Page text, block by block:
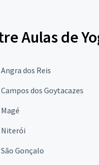
Aulas de
dos Reis
dos Goytacazes
Niterói
Gonçalo